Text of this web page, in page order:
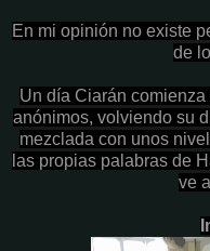
En mi opinión no existe
de
Un día Ciarán
anónimos, volviendo su
mezclada con unos
las propias palabras de
ve